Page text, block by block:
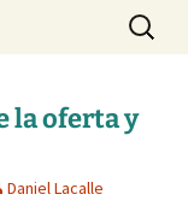
Buscar:
la oferta y
Daniel Lacalle